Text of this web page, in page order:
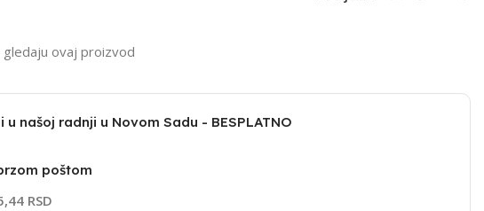
ovaj proizvod
u našoj radnji u Novom Sadu - BESPLATNO
poštom
RSD